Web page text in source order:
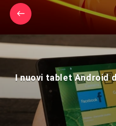
I nuovi tablet Android